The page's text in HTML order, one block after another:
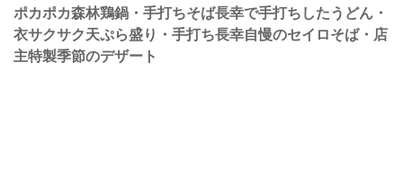
ポカポカ森林鶏鍋・手打ちそば長幸で手打ちしたうどん・
衣サクサク天ぷら盛り・手打ち長幸自慢のセイロそば・店
主特製季節のデザート